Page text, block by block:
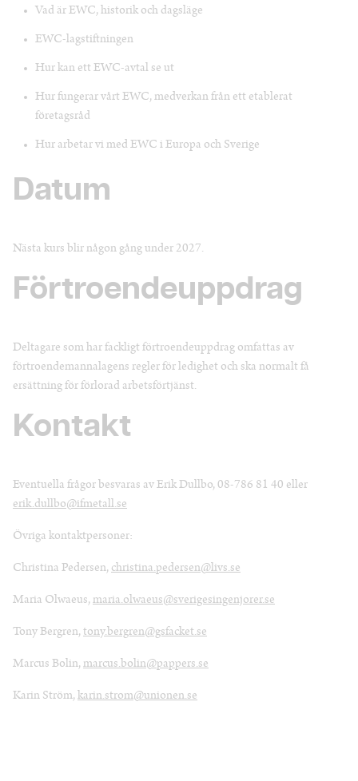
Vad är EWC, historik och dagsläge
EWC-lagstiftningen
Hur kan ett EWC-avtal se ut
Hur fungerar vårt EWC, medverkan från ett etablerat
företagsråd
Hur arbetar vi med EWC i Europa och Sverige
Datum
Nästa kurs blir någon gång under 2027.
Förtroendeuppdrag
Deltagare som har fackligt förtroendeuppdrag omfattas av
förtroendemannalagens regler för ledighet och ska normalt få
ersättning för förlorad arbetsförtjänst.
Kontakt
Eventuella frågor besvaras av Erik Dullbo, 08-786 81 40 eller
erik.dullbo@ifmetall.se
Övriga kontaktpersoner:
Christina Pedersen, christina.pedersen@livs.se
Maria Olwaeus, maria.olwaeus@sverigesingenjorer.se
Tony Bergren, tony.bergren@gsfacket.se
Marcus Bolin, marcus.bolin@pappers.se
Karin Ström, karin.strom@unionen.se